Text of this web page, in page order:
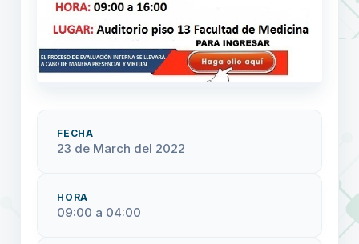
FECHA
23 de March del 2022
HORA
09:00 a 04:00